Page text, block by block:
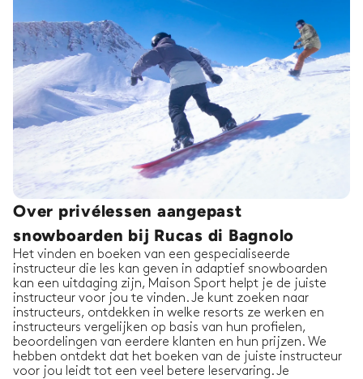
Over privélessen aangepast
snowboarden bij Rucas di Bagnolo
Het vinden en boeken van een gespecialiseerde
instructeur die les kan geven in adaptief snowboarden
kan een uitdaging zijn, Maison Sport helpt je de juiste
instructeur voor jou te vinden. Je kunt zoeken naar
instructeurs, ontdekken in welke resorts ze werken en
instructeurs vergelijken op basis van hun profielen,
beoordelingen van eerdere klanten en hun prijzen. We
hebben ontdekt dat het boeken van de juiste instructeur
voor jou leidt tot een veel betere leservaring. Je